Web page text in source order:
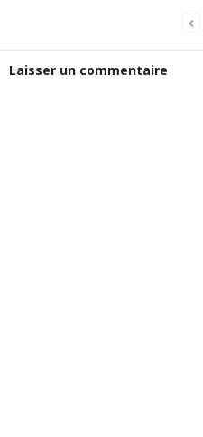
Laisser un commentaire